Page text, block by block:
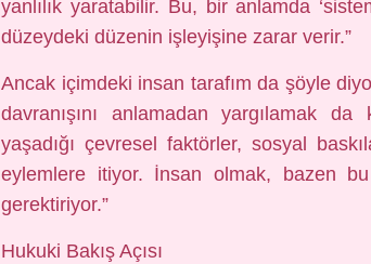
yanlılık yaratabilir. Bu, bir anlamda
düzeydeki düzenin işleyişine zarar verir.”
Ancak içimdeki insan tarafım da şöyle
davranışını anlamadan yargılamak
yaşadığı çevresel faktörler, sosyal
eylemlere itiyor. İnsan olmak, bazen
gerektiriyor.”
Hukuki Bakış Açısı